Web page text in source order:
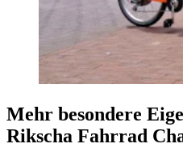
Mehr besondere
Rikscha Fahrrad